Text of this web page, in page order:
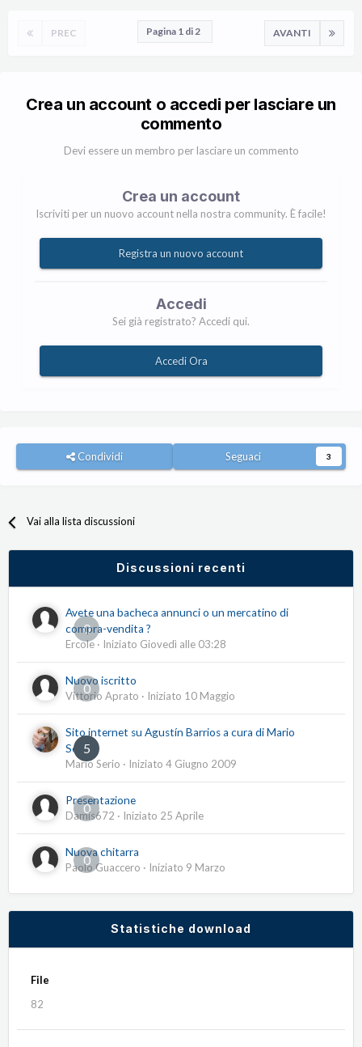
PREC AVANTI
Pagina 1 di 2
Crea un account o accedi per lasciare un
commento
Devi essere un membro per lasciare un commento
Crea un account
Iscriviti per un nuovo account nella nostra community. È facile!
Registra un nuovo account
Accedi
Sei già registrato? Accedi qui.
Accedi Ora
Condividi Seguaci 3
Vai alla lista discussioni
Discussioni recenti
0
Avete una bacheca annunci o un mercatino di
compra-vendita ?
Ercole · Iniziato Giovedì alle 03:28
0
Nuovo iscritto
Vittorio Aprato · Iniziato 10 Maggio
5
Sito internet su Agustín Barrios a cura di Mario
Serio
Mario Serio · Iniziato 4 Giugno 2009
0
Presentazione
Damis672 · Iniziato 25 Aprile
0
Nuova chitarra
Paolo Guaccero · Iniziato 9 Marzo
Statistiche download
File
82